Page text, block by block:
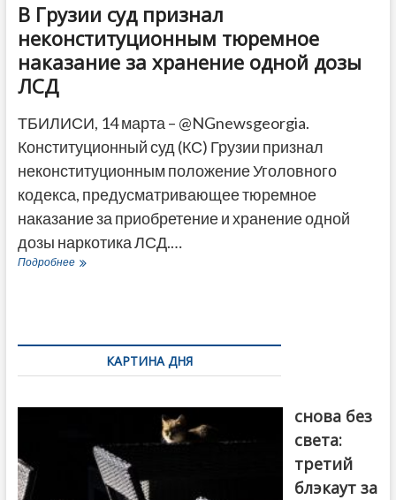
В Грузии суд признал
неконституционным тюремное
наказание за хранение одной дозы
ЛСД
ТБИЛИСИ, 14 марта – @NGnewsgeorgia.
Конституционный суд (КС) Грузии признал
неконституционным положение Уголовного
кодекса, предусматривающее тюремное
наказание за приобретение и хранение одной
дозы наркотика ЛСД.…
ПодробнееВ
наказание
за
одной
КАРТИНА ДНЯ
снова без
света:
третий
блэкаут за